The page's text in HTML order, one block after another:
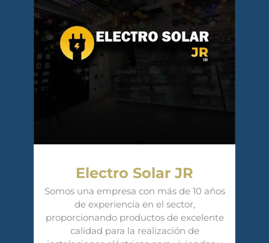
Electro Solar JR
Somos una empresa con más de 10 años
de experiencia en el sector,
proporcionando productos de excelente
calidad para la realización de